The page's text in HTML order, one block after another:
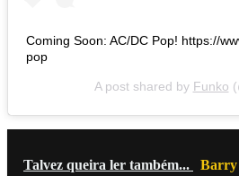
Coming Soon: AC/DC Pop! https://
pop
A post shared by Funko
Talvez queira ler também... Barry